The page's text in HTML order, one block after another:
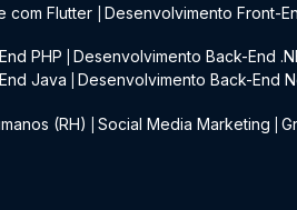
com Flutter Desenvolvimento Front-
PHP Desenvolvimento Back-End
Java Desenvolvimento Back-End
(RH) Social Media Marketing